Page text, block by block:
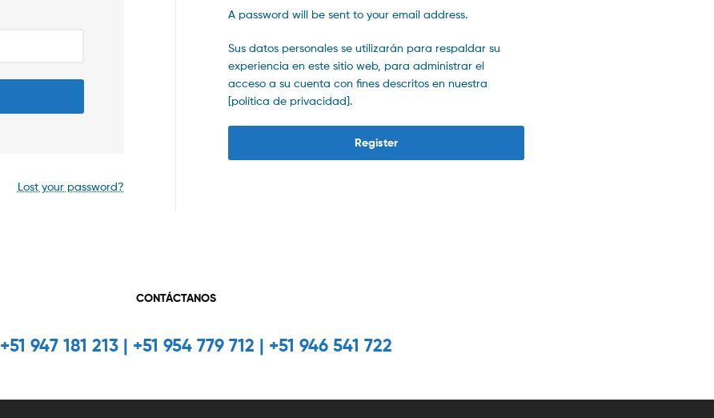
Lost your password?
A password will be sent to your email address.
Sus datos personales se utilizarán para respaldar su
experiencia en este sitio web, para administrar el
acceso a su cuenta con fines descritos en nuestra
[política de privacidad].
Register
CONTÁCTANOS
+51 947 181 213 | +51 954 779 712 | +51 946 541 722